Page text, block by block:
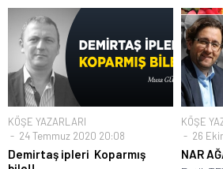
KÖŞE YAZARLARI
24 Temmuz 2020 20:08
Demirtaş ipleri Koparmış
KÖŞE
26
NAR